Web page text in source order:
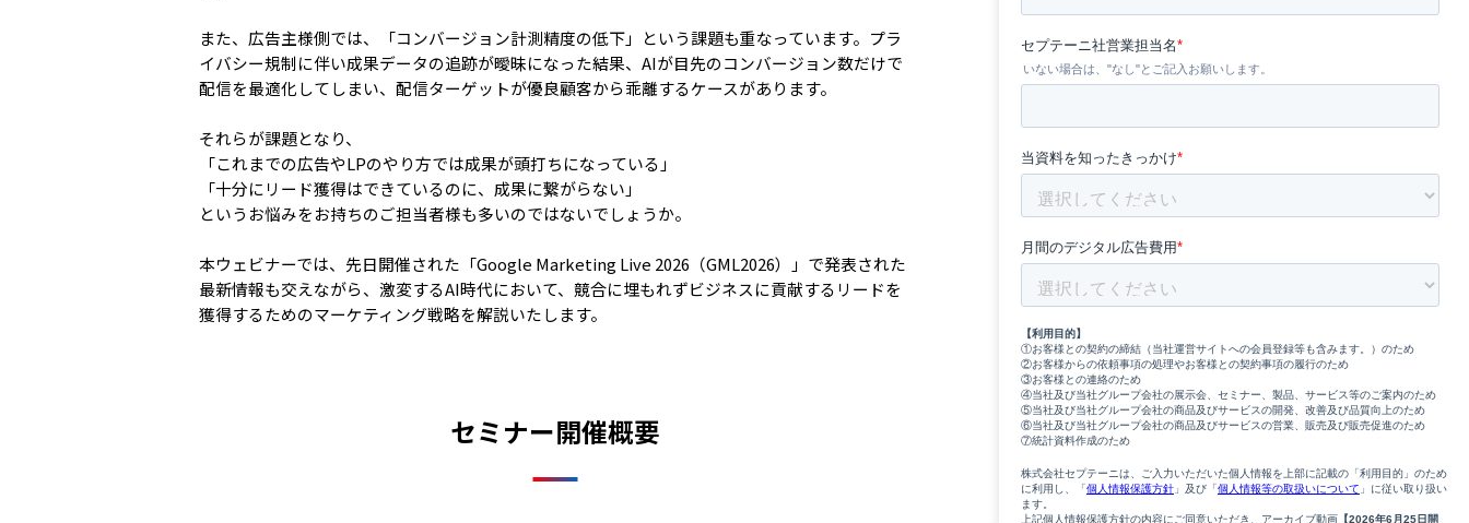
また、広告主様側では、「コンバージョン計測精度の低下」という課題も重なっています。プラ
イバシー規制に伴い成果データの追跡が曖昧になった結果、AIが目先のコンバージョン数だけで
配信を最適化してしまい、配信ターゲットが優良顧客から乖離するケースがあります。
それらが課題となり、
「これまでの広告やLPのやり方では成果が頭打ちになっている」
「十分にリード獲得はできているのに、成果に繋がらない」
というお悩みをお持ちのご担当者様も多いのではないでしょうか。
本ウェビナーでは、先日開催された「Google Marketing Live 2026（GML2026）」で発表された
最新情報も交えながら、激変するAI時代において、競合に埋もれずビジネスに貢献するリードを
獲得するためのマーケティング戦略を解説いたします。
セミナー開催概要